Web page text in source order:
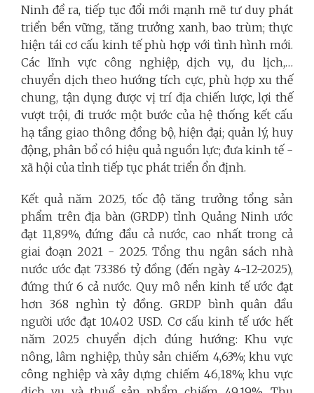
Ninh đề ra, tiếp tục đổi mới mạnh mẽ tư duy phát
triển bền vững, tăng trưởng xanh, bao trùm; thực
hiện tái cơ cấu kinh tế phù hợp với tình hình mới.
Các lĩnh vực công nghiệp, dịch vụ, du lịch,…
chuyển dịch theo hướng tích cực, phù hợp xu thế
chung, tận dụng được vị trí địa chiến lược, lợi thế
vượt trội, đi trước một bước của hệ thống kết cấu
hạ tầng giao thông đồng bộ, hiện đại; quản lý, huy
động, phân bổ có hiệu quả nguồn lực; đưa kinh tế -
xã hội của tỉnh tiếp tục phát triển ổn định.
Kết quả năm 2025, tốc độ tăng trưởng tổng sản
phẩm trên địa bàn (GRDP) tỉnh Quảng Ninh ước
đạt 11,89%, đứng đầu cả nước, cao nhất trong cả
giai đoạn 2021 - 2025. Tổng thu ngân sách nhà
nước ước đạt 73.386 tỷ đồng (đến ngày 4-12-2025),
đứng thứ 6 cả nước. Quy mô nền kinh tế ước đạt
hơn 368 nghìn tỷ đồng. GRDP bình quân đầu
người ước đạt 10.402 USD. Cơ cấu kinh tế ước hết
năm 2025 chuyển dịch đúng hướng: Khu vực
nông, lâm nghiệp, thủy sản chiếm 4,63%; khu vực
công nghiệp và xây dựng chiếm 46,18%; khu vực